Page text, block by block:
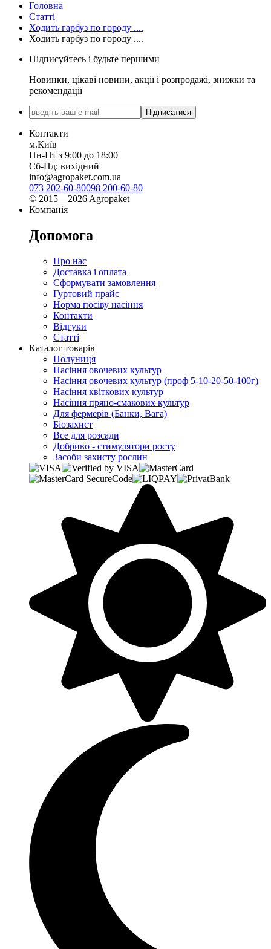
Головна
Статті
Ходить гарбуз по городу ....
Ходить гарбуз по городу ....
Підписуйтесь і будьте першими
Новинки, цікаві новини, акції і розпродажі, знижки та
рекомендації
Підписатися
Контакти
м.Київ
Пн-Пт з 9:00 до 18:00
Сб-Нд: вихідний
info@agropaket.com.ua
073 202-60-80098 200-60-80
© 2015—2026 Agropaket
Компанія
Допомога
Про нас
Доставка і оплата
Сформувати замовлення
Гуртовий прайс
Норма посіву насіння
Контакти
Відгуки
Статті
Каталог товарів
Полуниця
Насіння овочевих культур
Насіння овочевих культур (проф 5-10-20-50-100г)
Насіння квіткових культур
Насіння пряно-смакових культур
Для фермерів (Банки, Вага)
Біозахист
Все для розсади
Добриво - стимулятори росту
Засоби захисту рослин